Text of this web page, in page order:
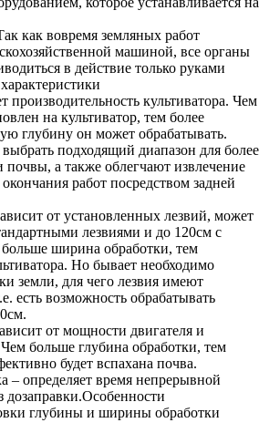
как вовремя земляных работ
машиной, все органы
в действие только руками
производительность культиватора. Чем
на культиватор, тем более
глубину он может обрабатывать.
подходящий диапазон для более
почвы, а также облегчают извлечение
работ посредством задней
от установленных лезвий, может
лезвиями и до 120см с
ширина обработки, тем
Но бывает необходимо
земли, для чего лезвия имеют
есть возможность обрабатывать
от мощности двигателя и
больше глубина обработки, тем
будет вспахана почва.
– определяет время непрерывной
дозаправки.Особенности
глубины и ширины обработки